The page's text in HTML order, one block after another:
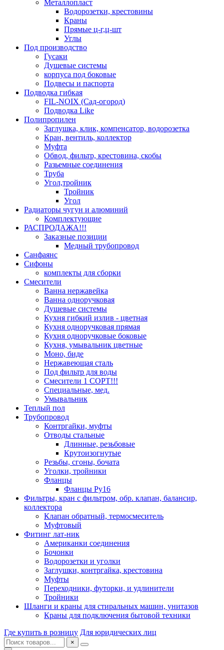
Металлопласт
Водорозетки, крестовины
Краны
Прямые ц-г,ц-шт
Углы
Под производство
Гусаки
Душевые системы
корпуса под боковые
Подвесы и паспорта
Подводка гибкая
FIL-NOIX (Сад-огород)
Подводка Like
Полипропилен
Заглушка, клик, компенсатор, водорозетка
Кран, вентиль, коллектор
Муфта
Обвод, фильтр, крестовина, скобы
Разьемные соединения
Труба
Угол,тройник
Тройник
Угол
Радиаторы чугун и алюминий
Комплектующие
РАСПРОДАЖА!!!
Заказные позиции
Медный трубопровод
Санфаянс
Сифоны
комплекты для сборки
Смесители
Ванна нержавейка
Ванна одноручковая
Душевые системы
Кухня гибкий излив - цветная
Кухня одноручковая прямая
Кухня одноручковые боковые
Кухня, умывальник цветные
Моно, биде
Нержавеющая сталь
Под фильтр для воды
Смесители 1 СОРТ!!!
Специальные, мед.
Умывальник
Теплый пол
Трубопровод
Контргайки, муфты
Отводы стальные
Длинные, резьбовые
Крутоизогнутые
Резьбы, сгоны, бочата
Уголки, тройники
Фланцы
Фланцы Ру16
Фильтры, кран с фильтром, обр. клапан, балансир,
коллектора
Клапан обратный, термосмеситель
Муфтовый
Фитинг лат-ник
Американки соединения
Бочонки
Водорозетки и уголки
Заглушки, контргайка, крестовина
Муфты
Переходники, футорки, и удлинители
Тройники
Шланги и краны для стиральных машин, унитазов
Краны для подключения бытовой техники
Где купить в розницу Для юридических лиц
×